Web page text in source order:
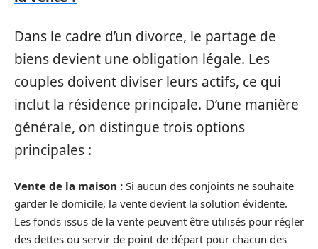
Dans le cadre d’un divorce, le partage de
biens devient une obligation légale. Les
couples doivent diviser leurs actifs, ce qui
inclut la résidence principale. D’une manière
générale, on distingue trois options
principales :
Vente de la maison : Si aucun des conjoints ne souhaite
garder le domicile, la vente devient la solution évidente.
Les fonds issus de la vente peuvent être utilisés pour régler
des dettes ou servir de point de départ pour chacun des